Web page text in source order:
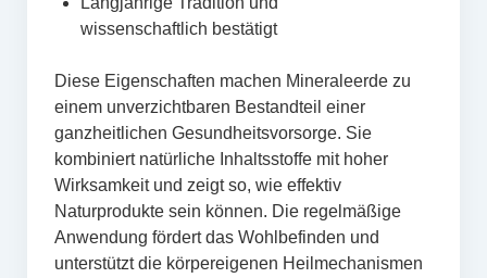
wissenschaftlich bestätigt
Diese Eigenschaften machen Mineraleerde zu
einem unverzichtbaren Bestandteil einer
ganzheitlichen Gesundheitsvorsorge. Sie
kombiniert natürliche Inhaltsstoffe mit hoher
Wirksamkeit und zeigt so, wie effektiv
Naturprodukte sein können. Die regelmäßige
Anwendung fördert das Wohlbefinden und
unterstützt die körpereigenen Heilmechanismen